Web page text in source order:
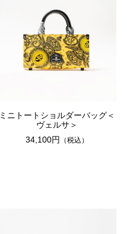
ミニトートショルダーバッグ＜
ヴェルサ＞
34,100円
（税込）